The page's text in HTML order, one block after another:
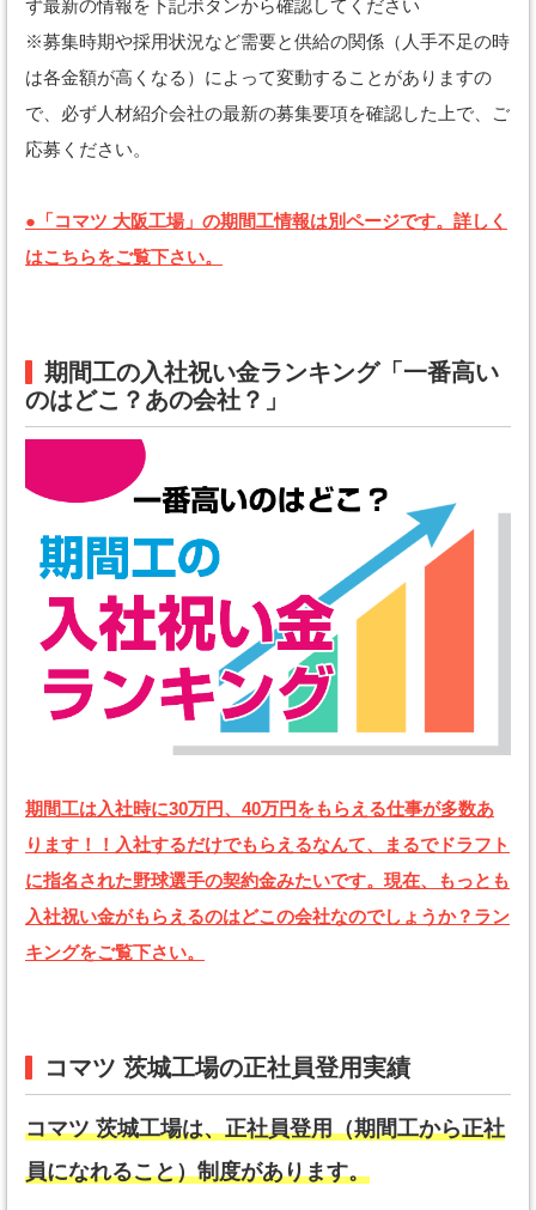
ず最新の情報を下記ボタンから確認してください
※募集時期や採用状況など需要と供給の関係（人手不足の時
は各金額が高くなる）によって変動することがありますの
で、必ず人材紹介会社の最新の募集要項を確認した上で、ご
応募ください。
●「コマツ 大阪工場」の期間工情報は別ページです。詳しく
はこちらをご覧下さい。
期間工の入社祝い金ランキング「一番高い
のはどこ？あの会社？」
期間工は入社時に30万円、40万円をもらえる仕事が多数あ
ります！！入社するだけでもらえるなんて、まるでドラフト
に指名された野球選手の契約金みたいです。現在、もっとも
入社祝い金がもらえるのはどこの会社なのでしょうか？ラン
キングをご覧下さい。
コマツ 茨城工場の正社員登用実績
コマツ 茨城工場は、正社員登用（期間工から正社
員になれること）制度があります。